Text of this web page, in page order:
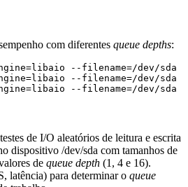
com diferentes queue depths:
--filename=/dev/sda
--filename=/dev/sda
de I/O aleatórios de leitura e escrita
dispositivo /dev/sda com tamanhos de
de queue depth (1, 4 e 16).
latência) para determinar o queue